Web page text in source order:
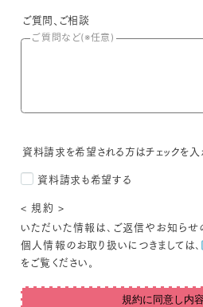
ご質問、ご相談
ご質問など(※任意)
資料請求を希望される方はチェックを入
資料請求も希望する
< 規約 >
いただいた情報は､ご返信やお知らせ
個人情報のお取り扱いにつきましては､
をご覧ください｡
規約に同意し内